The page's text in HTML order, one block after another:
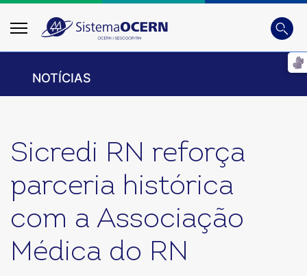
Busca
NOTÍCIAS
Sicredi RN reforça
parceria histórica
com a Associação
Médica do RN